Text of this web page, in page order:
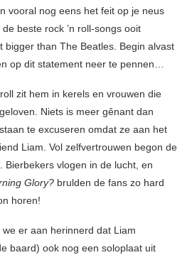
vooral nog eens het feit op je neus
beste rock ’n roll-songs ooit
bigger than The Beatles. Begin alvast
op dit statement neer te pennen…
zit hem in kerels en vrouwen die
Niets is meer gênant dan
te excuseren omdat ze aan het
Liam. Vol zelfvertrouwen begon de
. Bierbekers vlogen in de lucht, en
Glory? brulden de fans zo hard
horen!
er aan herinnerd dat Liam
baard) ook nog een soloplaat uit